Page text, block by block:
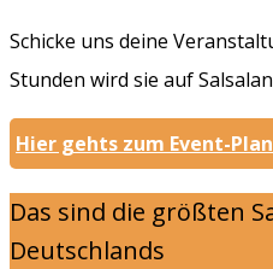
Schicke uns deine
Stunden wird sie auf
Hier gehts zum Event-
Das sind die größten
Deutschlands